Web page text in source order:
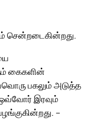
சென்றடைகின்றது.
கைகளின்
பகலும் அடுத்த
இரவும்
–